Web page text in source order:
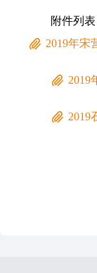
附件列表
2019年宋
2019
2019